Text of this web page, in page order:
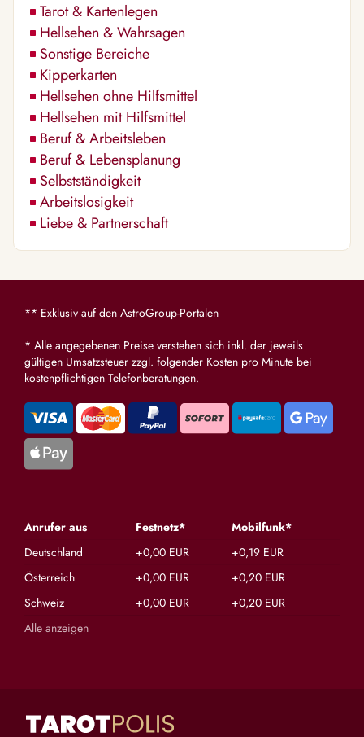
Tarot & Kartenlegen
Hellsehen & Wahrsagen
Sonstige Bereiche
Kipperkarten
Hellsehen ohne Hilfsmittel
Hellsehen mit Hilfsmittel
Beruf & Arbeitsleben
Beruf & Lebensplanung
Selbstständigkeit
Arbeitslosigkeit
Liebe & Partnerschaft
** Exklusiv auf den AstroGroup-Portalen
* Alle angegebenen Preise verstehen sich inkl. der jeweils
gültigen Umsatzsteuer zzgl. folgender Kosten pro Minute bei
kostenpflichtigen Telefonberatungen.
Anrufer aus Festnetz*
Mobilfunk*
Deutschland
+0,00 EUR
+0,19 EUR
Österreich
+0,00 EUR
+0,20 EUR
Schweiz
+0,00 EUR
+0,20 EUR
Alle anzeigen